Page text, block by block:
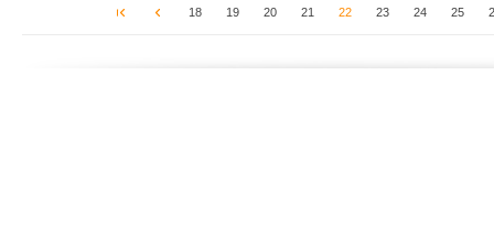
18 19 20 21 22 23 24 25